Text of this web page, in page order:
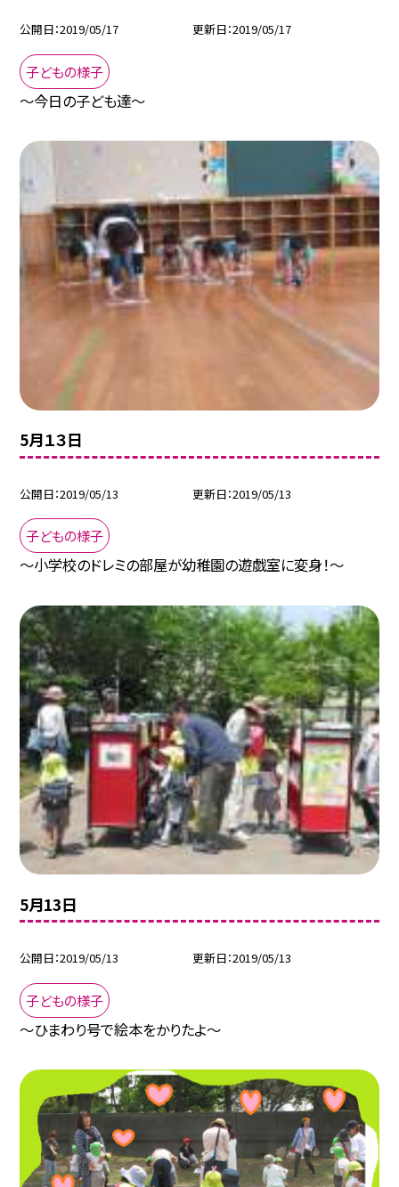
公開日 2019/05/17 更新日 2019/05/17
子どもの様子
〜今日の子ども達〜
5月１３日
公開日 2019/05/13 更新日 2019/05/13
子どもの様子
〜小学校のドレミの部屋が幼稚園の遊戯室に変身！〜
5月13日
公開日 2019/05/13 更新日 2019/05/13
子どもの様子
〜ひまわり号で絵本をかりたよ〜